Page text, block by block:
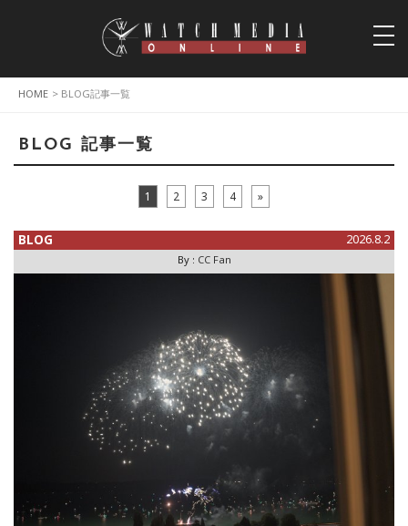
HOME > BLOG記事一覧
BLOG 記事一覧
1 2 3 4 »
BLOG 2026.8.2
By : CC Fan